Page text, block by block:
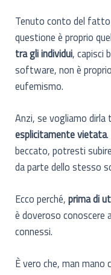
Tenuto conto del
questione è proprio
tra gli individui, capisci
software, non è
eufemismo.
Anzi, se vogliamo
esplicitamente vietata
beccato, potresti
da parte dello stesso
Ecco perché,prima di
è doveroso
connessi.
È vero che, man